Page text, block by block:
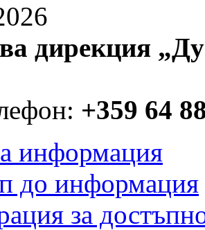
дирекция
+359 64
информация
до информация
за